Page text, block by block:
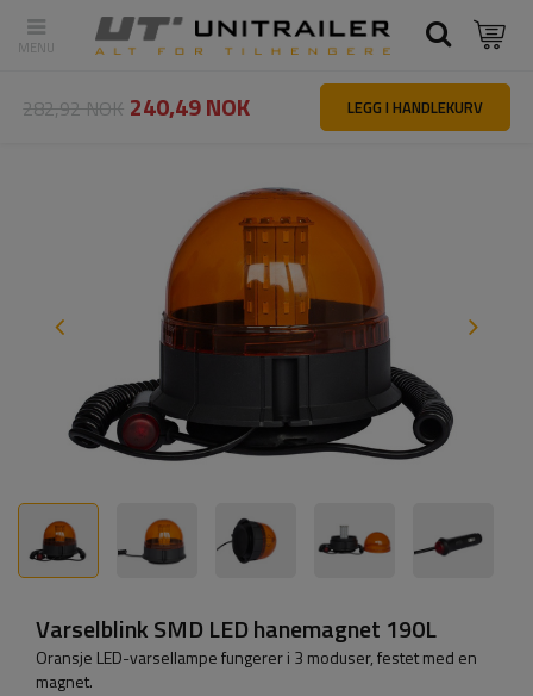
Tilbake Hovedside Belysning og elektrisk utstyr Varsellamper
Varselblink SMD LED hanemagnet 190L
Oransje LED-varsellampe fungerer i 3 moduser, festet med en
magnet.
282,92 NOK 240,49 NOK LEGG I HANDLEKURV